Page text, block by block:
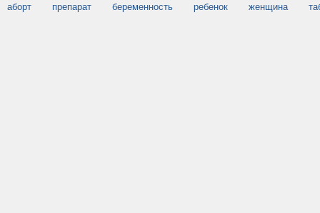
аборт
препарат беременность ребенок женщина